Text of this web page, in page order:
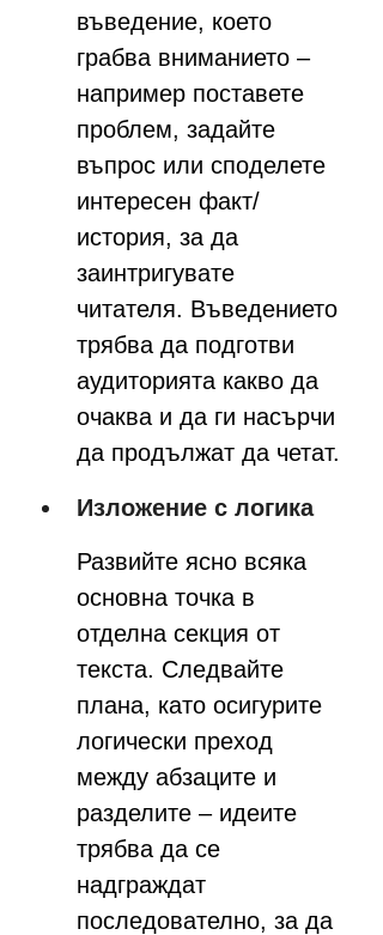
въведение, което
грабва вниманието –
например поставете
проблем, задайте
въпрос или споделете
интересен факт/
история, за да
заинтригувате
читателя. Въведението
трябва да подготви
аудиторията какво да
очаква и да ги насърчи
да продължат да четат.
Изложение с логика
Развийте ясно всяка
основна точка в
отделна секция от
текста. Следвайте
плана, като осигурите
логически преход
между абзаците и
разделите – идеите
трябва да се
надграждат
последователно, за да